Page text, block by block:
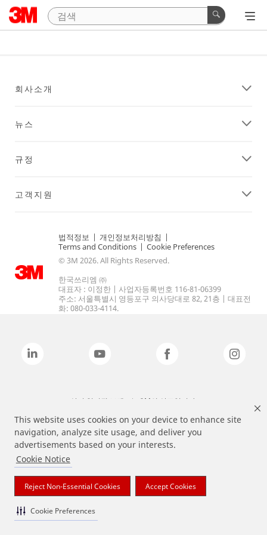
This website uses cookies on your device to enhance site
navigation, analyze site usage, and deliver you
advertisements based on your interests.
Cookie Notice
Reject Non-Essential Cookies Accept Cookies
Cookie Preferences
회사소개
뉴스
규정
고객지원
법적정보 | 개인정보처리방침 |
Terms and Conditions | Cookie Preferences
© 3M 2026. All Rights Reserved.
한국쓰리엠 ㈜
대표자 : 이정한 | 사업자등록번호 116-81-06399
주소: 서울특별시 영등포구 의사당대로 82, 21층 | 대표전
화: 080-033-4114.
상기 열거된 브랜드는 3M의 상표입니다.